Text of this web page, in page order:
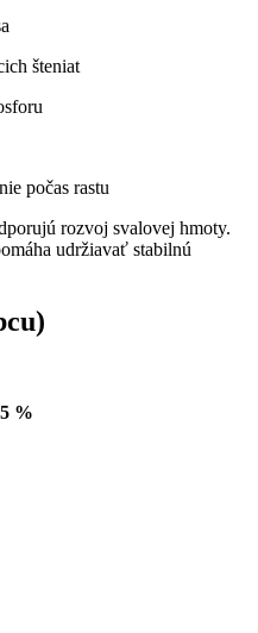
šteniat
počas rastu
rozvoj svalovej hmoty.
udržiavať stabilnú
%